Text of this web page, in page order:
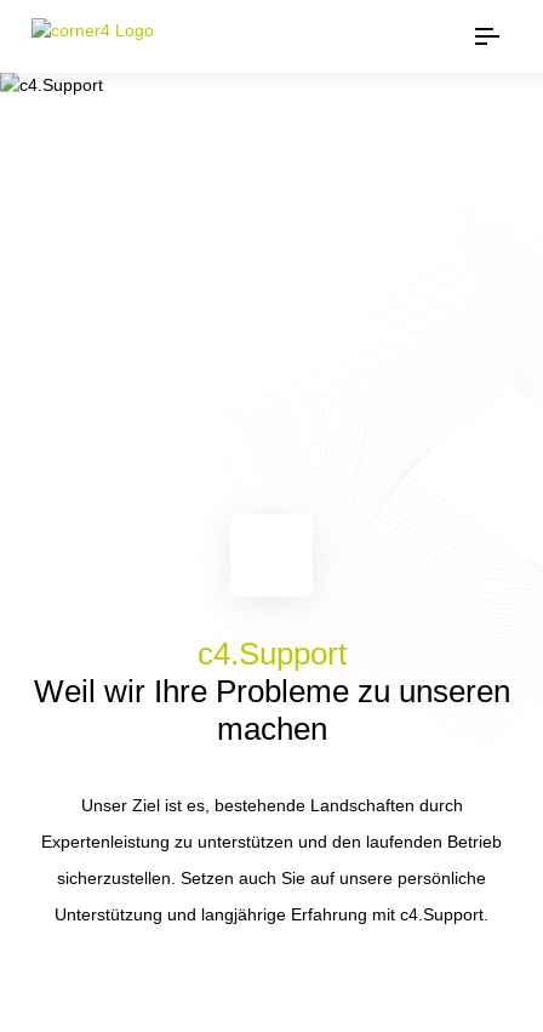
c4.Support
Weil wir Ihre Probleme zu unseren
machen
Unser Ziel ist es, bestehende Landschaften durch
Expertenleistung zu unterstützen und den laufenden Betrieb
sicherzustellen. Setzen auch Sie auf unsere persönliche
Unterstützung und langjährige Erfahrung mit c4.Support.